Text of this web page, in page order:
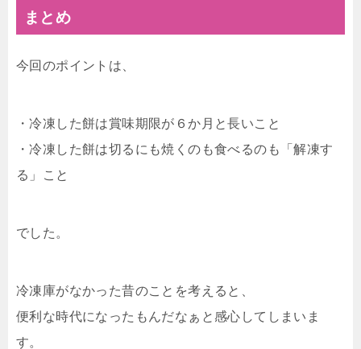
まとめ
今回のポイントは、
・冷凍した餅は賞味期限が６か月と長いこと
・冷凍した餅は切るにも焼くのも食べるのも「解凍す
る」こと
でした。
冷凍庫がなかった昔のことを考えると、
便利な時代になったもんだなぁと感心してしまいま
す。